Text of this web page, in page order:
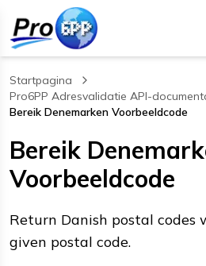
Startpagina
Pro6PP Adresvalidatie API-
Bereik Denemarken Voorbeeldcode
, current page
Bereik
Voorbeeldcode
Return Danish postal codes
given postal code.